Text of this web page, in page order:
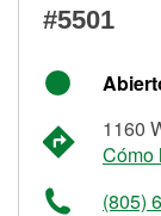
#5501
1160
Cómo
(805)